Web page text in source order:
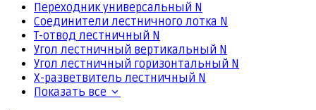
Переходник универсальный N
Соединители лестничного лотка N
Т-отвод лестничный N
Угол лестничный вертикальный N
Угол лестничный горизонтальный N
Х-разветвитель лестничный N
Показать все